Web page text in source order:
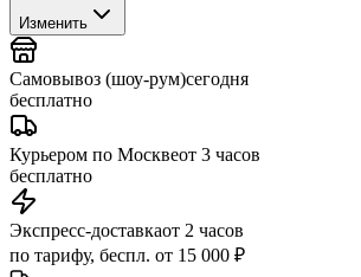
Изменить
Самовывоз (шоу-рум)сегодня
бесплатно
Курьером по Москвеот 3 часов
бесплатно
Экспресс-доставкаот 2 часов
по тарифу, беспл. от 15 000 ₽